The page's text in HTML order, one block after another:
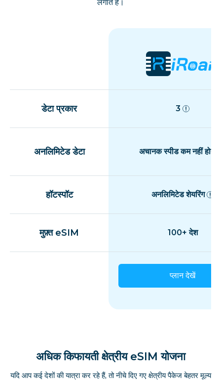
लगाते हैं।
डेटा प्रकार 3
अनलिमिटेड डेटा अचानक स्पीड कम नहीं होती
हॉटस्पॉट अनलिमिटेड शेयरिंग
मुफ़्त eSIM 100+ देश
प्लान देखें
अधिक किफायती क्षेत्रीय eSIM योजना
यदि आप कई देशों की यात्रा कर रहे हैं, तो नीचे दिए गए क्षेत्रीय पैकेज बेहतर मूल्य